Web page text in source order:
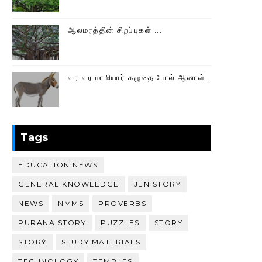
ஆலமரத்தின் சிறப்புகள் ....
வர வர மாமியார் கழுதை போல் ஆனாள் .
Tags
EDUCATION NEWS
GENERAL KNOWLEDGE JEN STORY
NEWS NMMS PROVERBS
PURANA STORY PUZZLES STORY
STORÝ STUDY MATERIALS